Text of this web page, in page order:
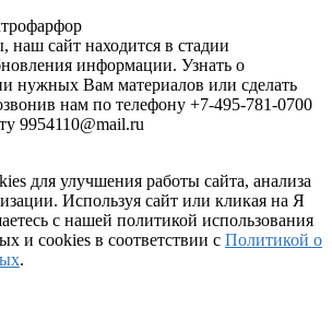
наш сайт находится в стадии
информации. Узнать о
нужных Вам материалов или cделать
нам по телефону +7-495-781-0700
9954110@mail.ru
для улучшения работы сайта, анализа
Используя сайт или кликая на Я
с нашей политикой использования
и cookies в соответствии с Политикой о
.